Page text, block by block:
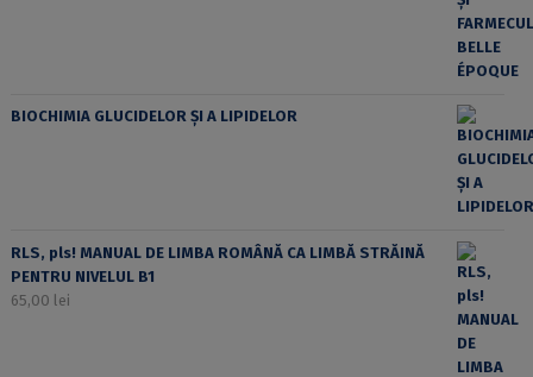
BIOCHIMIA GLUCIDELOR ȘI A LIPIDELOR
RLS, pls! MANUAL DE LIMBA ROMÂNĂ CA LIMBĂ STRĂINĂ
PENTRU NIVELUL B1
65,00 lei